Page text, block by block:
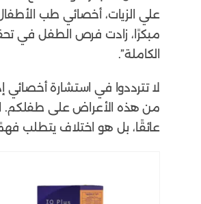
علي الزيات، أخصائي طب الأطفال،
مبكرًا، زادت فرص الطفل في
الكاملة”.
لا تترددوا في استشارة أخصائي
من هذه الأعراض على طفلكم.
عائقًا، بل هو اختلاف يتطلب